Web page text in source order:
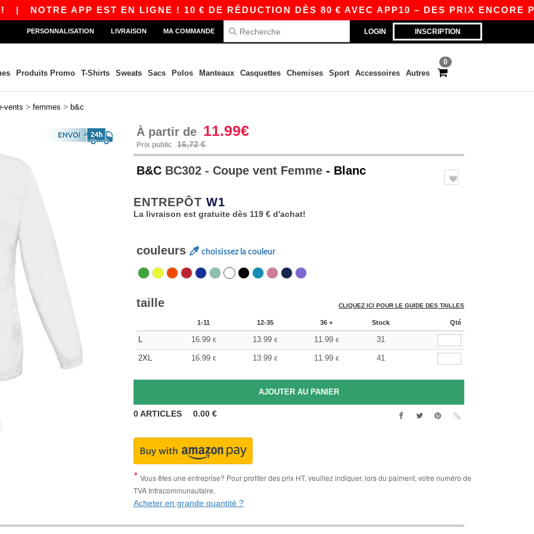
APP EST EN LIGNE ! 10 € DE RÉDUCTION DÈS 80 € AVEC APP10 – DES PRIX ENCORE PLUS
LOGIN INSCRIPTION
PERSONNALISATION LIVRAISON MA COMMANDE
0
Produits Promo T-Shirts Sweats Sacs Polos Manteaux Casquettes Chemises Sport Accessoires Autres
vents > femmes > b&c
À partir de 11.99€
Prix public 16,72 €
B&C BC302 - Coupe vent Femme - Blanc
ENTREPÔT W1
La livraison est gratuite dès 119 € d'achat!
couleurs choisissez la couleur
taille CLIQUEZ ICI POUR LE GUIDE DES TAILLES
1-11 12-35 36 + Stock Qté
L 16.99 € 13.99 € 11.99 € 31
2XL 16.99 € 13.99 € 11.99 € 41
0ARTICLES 0.00 €
Vous êtes une entreprise? Pour profiter des prix HT, veuillez indiquer, lors du paiment, votre numéro de
TVA Intracommunautaire.
Acheter en grande quantité ?